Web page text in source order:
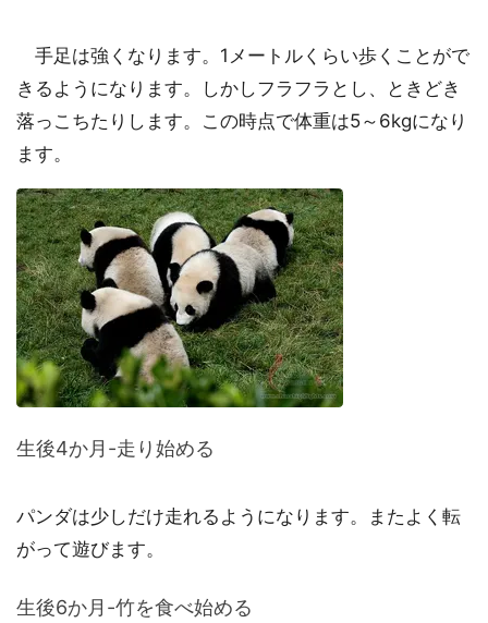
手足は強くなります。1メートルくらい歩くことがで
きるようになります。しかしフラフラとし、ときどき
落っこちたりします。この時点で体重は5～6kgになり
ます。
生後4か月-走り始める
パンダは少しだけ走れるようになります。またよく転
がって遊びます。
生後6か月-竹を食べ始める